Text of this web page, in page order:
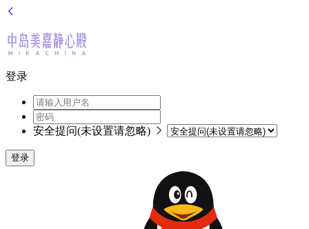
登录
安全提问(未设置请忽略)
登录